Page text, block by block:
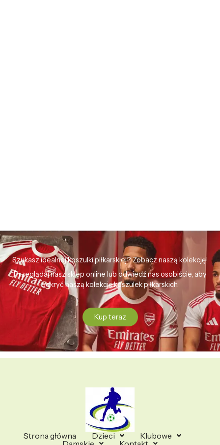
Szukasz idealnej koszulki piłkarskiej? Zobacz naszą kolekcję!
Przeglądaj nasz sklep online lub odwiedź nas osobiście, aby
odkryć naszą kolekcję koszulek piłkarskich.
Kup teraz
Strona główna Dzieci
Klubowe